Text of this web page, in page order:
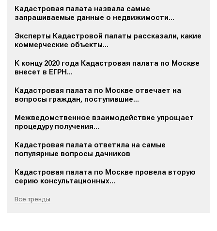
Кадастровая палата назвала самые
запрашиваемые данные о недвижимости...
Эксперты Кадастровой палаты рассказали, какие
коммерческие объекты...
К концу 2020 года Кадастровая палата по Москве
внесет в ЕГРН...
Кадастровая палата по Москве отвечает на
вопросы граждан, поступившие...
Межведомственное взаимодействие упрощает
процедуру получения...
Кадастровая палата ответила на самые
популярные вопросы дачников
Кадастровая палата по Москве провела вторую
серию консультационных...
Все тренды